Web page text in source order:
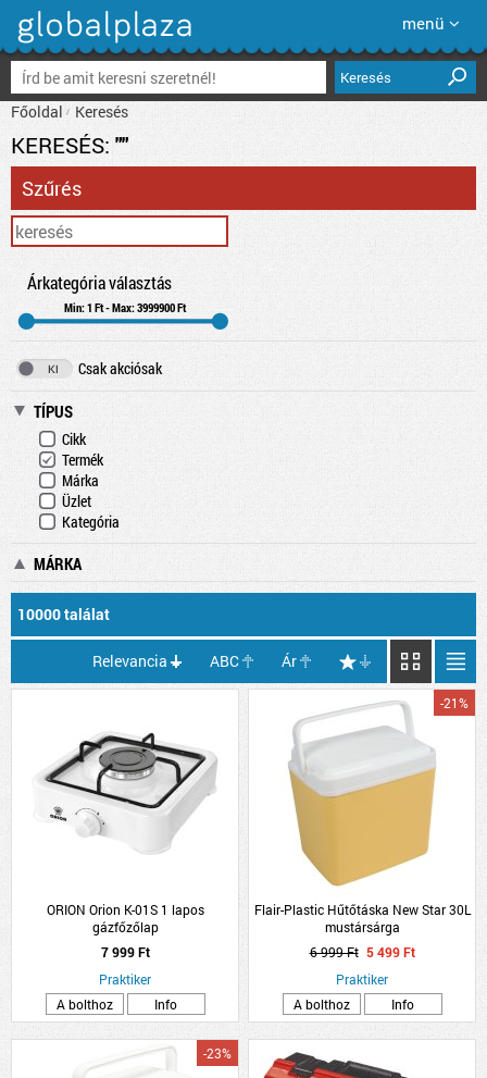
menü
Keresés
Főoldal Keresés
KERESÉS: ""
Szűrés
Árkategória választás
Min: 1 Ft - Max: 3999900 Ft
Csak akciósak
TÍPUS
Cikk
Termék
Márka
Üzlet
Kategória
MÁRKA
10000 találat
Relevancia ABC Ár
ORION Orion K-01S 1 lapos
gázfőzőlap
7 999 Ft
Praktiker
A bolthoz
Info
Flair-Plastic Hűtőtáska New Star 30L
mustársárga
-21%
6 999 Ft 5 499 Ft
Praktiker
A bolthoz
Info
-23%